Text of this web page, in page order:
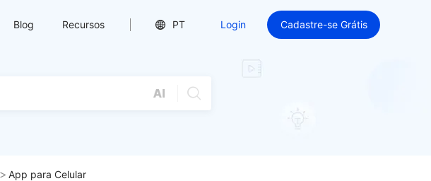
Blog Recursos PT Login Cadastre-se Grátis
App para Celular